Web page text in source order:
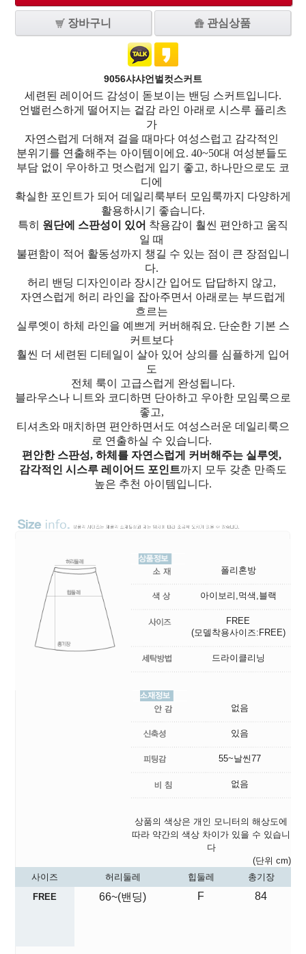
장바구니 관심상품
9056샤샤언벌컷스커트
세련된 레이어드 감성이 돋보이는 밴딩 스커트입니다.
언밸런스하게 떨어지는 겉감 라인 아래로 시스루 플리츠
가
자연스럽게 더해져 걸을 때마다 여성스럽고 감각적인
분위기를 연출해주는 아이템이에요. 40~50대 여성분들도
부담 없이 우아하고 멋스럽게 입기 좋고, 하나만으로도 코
디에
확실한 포인트가 되어 데일리룩부터 모임룩까지 다양하게
활용하시기 좋습니다.
특히 원단에 스판성이 있어 착용감이 훨씬 편안하고 움직
일 때
불편함이 적어 활동성까지 챙길 수 있는 점이 큰 장점입니
다.
허리 밴딩 디자인이라 장시간 입어도 답답하지 않고,
자연스럽게 허리 라인을 잡아주면서 아래로는 부드럽게
흐르는
실루엣이 하체 라인을 예쁘게 커버해줘요. 단순한 기본 스
커트보다
훨씬 더 세련된 디테일이 살아 있어 상의를 심플하게 입어
도
전체 룩이 고급스럽게 완성됩니다.
블라우스나 니트와 코디하면 단아하고 우아한 모임룩으로
좋고,
티셔츠와 매치하면 편안하면서도 여성스러운 데일리룩으
로 연출하실 수 있습니다.
편안한 스판성, 하체를 자연스럽게 커버해주는 실루엣,
감각적인 시스루 레이어드 포인트까지 모두 갖춘 만족도
높은 추천 아이템입니다.
폴리혼방
아이보리,먹색,블랙
FREE
(모델착용사이즈:FREE)
드라이클리닝
없음
있음
55~날씬77
없음
상품의 색상은 개인 모니터의 해상도에
따라 약간의 색상 차이가 있을 수 있습니
다
(단위 cm)
사이즈
허리둘레 힙둘레
총기장
FREE
66~(밴딩) F 84